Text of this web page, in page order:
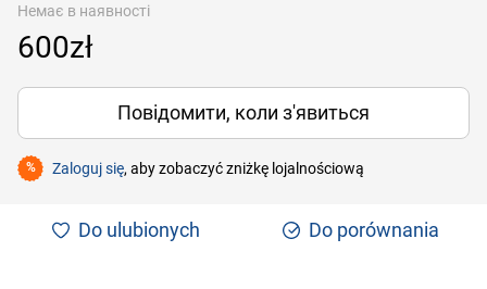
Немає в наявності
600zł
Повідомити, коли з'явиться
% Zaloguj się, aby zobaczyć zniżkę lojalnościową
Do ulubionych Do porównania